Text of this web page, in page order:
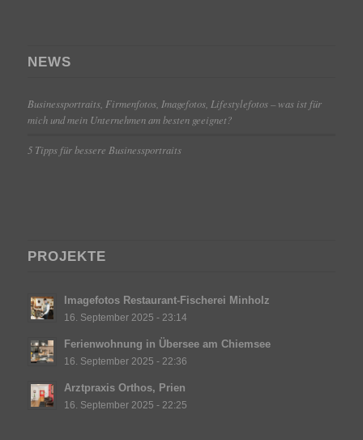
NEWS
Businessportraits, Firmenfotos, Imagefotos, Lifestylefotos – was ist für
mich und mein Unternehmen am besten geeignet?
5 Tipps für bessere Businessportraits
PROJEKTE
Imagefotos Restaurant-Fischerei Minholz
16. September 2025 - 23:14
Ferienwohnung in Übersee am Chiemsee
16. September 2025 - 22:36
Arztpraxis Orthos, Prien
16. September 2025 - 22:25